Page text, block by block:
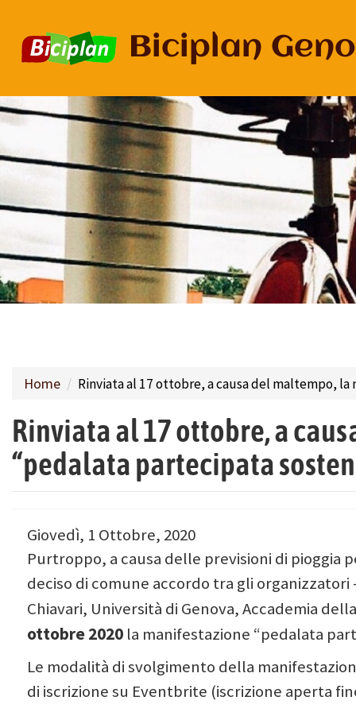
Salta
contenuto
principale
Biciplan
Home Rinviata al 17 ottobre, a causa del maltempo,
Rinviata al 17 ottobre, a
“pedalata partecipata
Giovedì, 1 Ottobre, 2020
Purtroppo, a causa delle previsioni di pioggia
deciso di comune accordo tra gli
Chiavari, Università di Genova, Accademia
ottobre 2020 la manifestazione “pedalata
Le modalità di svolgimento della
di iscrizione su Eventbrite (iscrizione aperta